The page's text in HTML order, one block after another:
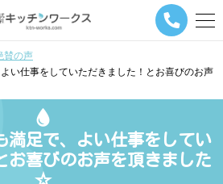
メ
ー
ビ
シ
ョ
ン
賛の声
い仕事をしていただきました！とお喜びのお声
満足で、よい仕事をしてい
お喜びのお声を頂きました
☆